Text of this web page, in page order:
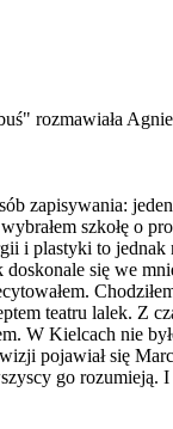
rozmawiała
zapisywania:
szkołę o
i plastyki to jednak
doskonale się we
teatru lalek. Z
W Kielcach nie
pojawiał się
go rozumieją. I